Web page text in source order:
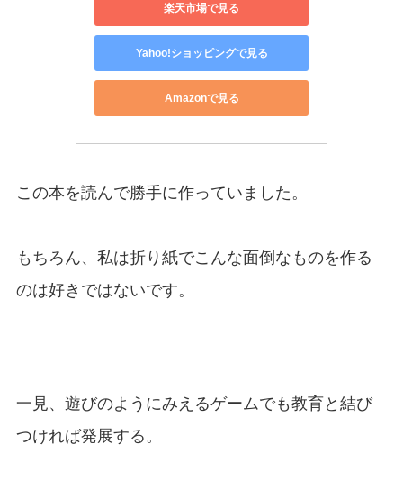
楽天市場で見る
Yahoo!ショッピングで見る
Amazonで見る
この本を読んで勝手に作っていました。
もちろん、私は折り紙でこんな面倒なものを作る
のは好きではないです。
一見、遊びのようにみえるゲームでも教育と結び
つければ発展する。